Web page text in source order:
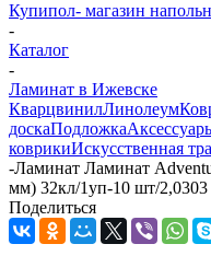
Купипол- магазин
-
Каталог
-
Ламинат в Ижевске
КварцвинилЛинолеум
доскаПодложка
коврикиИскусственная
-Ламинат Ламинат
мм) 32кл/1уп-10 шт/2,0303
Поделиться